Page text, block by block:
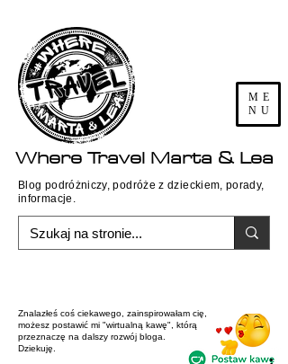
ME
NU
WhereTravel Marta & Lea
Blog podróżniczy, podróże z dzieckiem, porady,
informacje.
Znalazłeś coś ciekawego, zainspirowałam cię,
możesz postawić mi "wirtualną kawę", którą
przeznaczę na dalszy rozwój bloga.
Dziekuję.